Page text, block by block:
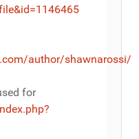
author/shawnarossi/
for